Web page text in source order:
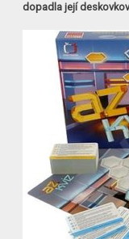
dopadla její